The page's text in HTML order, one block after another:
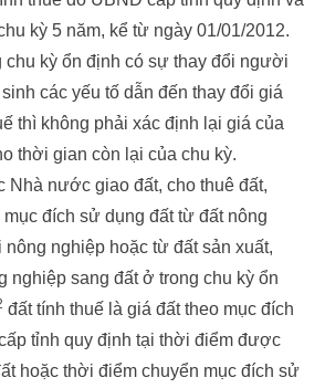
kỳ 5 năm, kể từ ngày 01/01/2012.
kỳ ổn định có sự thay đổi người
các yếu tố dẫn đến thay đổi giá
thì không phải xác định lại giá của
thời gian còn lại của chu kỳ.
nước giao đất, cho thuê đất,
đích sử dụng đất từ đất nông
nông nghiệp hoặc từ đất sản xuất,
nghiệp sang đất ở trong chu kỳ ổn
đất tính thuế là giá đất theo mục đích
tỉnh quy định tại thời điểm được
hoặc thời điểm chuyển mục đích sử